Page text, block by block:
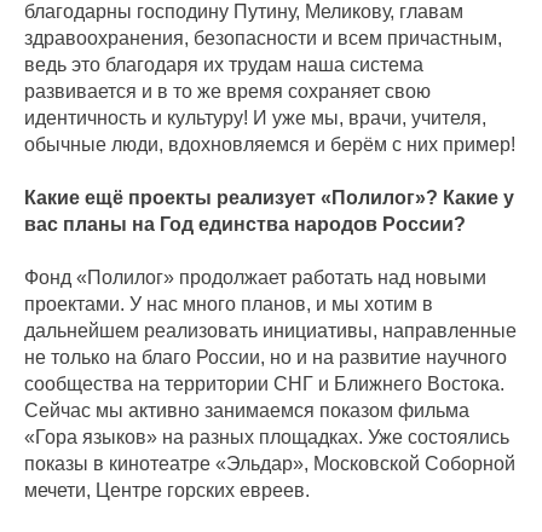
благодарны господину Путину, Меликову, главам
здравоохранения, безопасности и всем причастным,
ведь это благодаря их трудам наша система
развивается и в то же время сохраняет свою
идентичность и культуру! И уже мы, врачи, учителя,
обычные люди, вдохновляемся и берём с них пример!
Какие ещё проекты реализует «Полилог»? Какие у
вас планы на Год единства народов России?
Фонд «Полилог» продолжает работать над новыми
проектами. У нас много планов, и мы хотим в
дальнейшем реализовать инициативы, направленные
не только на благо России, но и на развитие научного
сообщества на территории СНГ и Ближнего Востока.
Сейчас мы активно занимаемся показом фильма
«Гора языков» на разных площадках. Уже состоялись
показы в кинотеатре «Эльдар», Московской Соборной
мечети, Центре горских евреев.